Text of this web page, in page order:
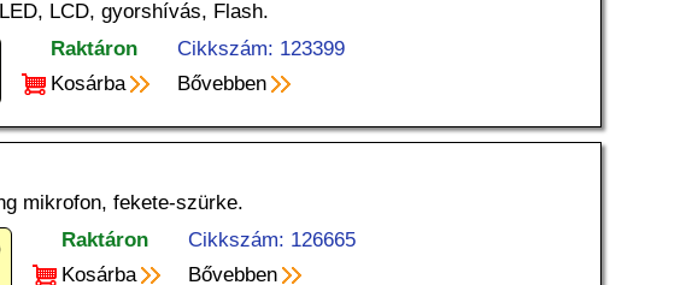
LCD, gyorshívás, Flash.
Raktáron
Cikkszám: 123399
Kosárba
Bővebben
mikrofon, fekete-szürke.
Raktáron
Cikkszám: 126665
Kosárba
Bővebben